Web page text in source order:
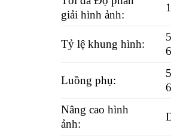
giải hình ảnh:
Tỷ lệ khung hình:
Luồng phụ:
Nâng cao hình
ảnh: